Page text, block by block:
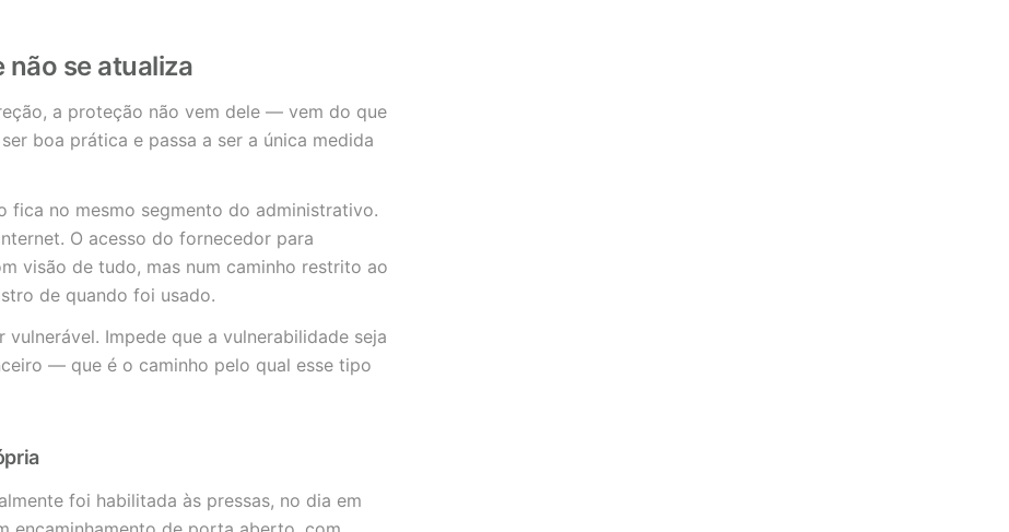
não se atualiza
a proteção não vem dele — vem do que
boa prática e passa a ser a única medida
fica no mesmo segmento do administrativo.
O acesso do fornecedor para
visão de tudo, mas num caminho restrito ao
de quando foi usado.
Impede que a vulnerabilidade seja
— que é o caminho pelo qual esse tipo
foi habilitada às pressas, no dia em